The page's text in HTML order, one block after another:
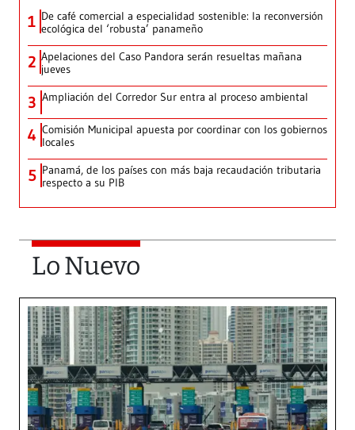
1 De café comercial a especialidad sostenible: la reconversión
ecológica del ‘robusta’ panameño
2 Apelaciones del Caso Pandora serán resueltas mañana
jueves
3 Ampliación del Corredor Sur entra al proceso ambiental
4 Comisión Municipal apuesta por coordinar con los gobiernos
locales
5 Panamá, de los países con más baja recaudación tributaria
respecto a su PIB
Lo Nuevo